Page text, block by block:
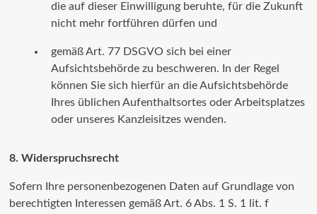
die auf dieser Einwilligung beruhte, für die Zukunft
nicht mehr fortführen dürfen und
gemäß Art. 77 DSGVO sich bei einer
Aufsichtsbehörde zu beschweren. In der Regel
können Sie sich hierfür an die Aufsichtsbehörde
Ihres üblichen Aufenthaltsortes oder Arbeitsplatzes
oder unseres Kanzleisitzes wenden.
8. Widerspruchsrecht
Sofern Ihre personenbezogenen Daten auf Grundlage von
berechtigten Interessen gemäß Art. 6 Abs. 1 S. 1 lit. f